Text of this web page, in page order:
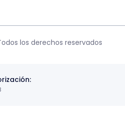
los derechos reservados